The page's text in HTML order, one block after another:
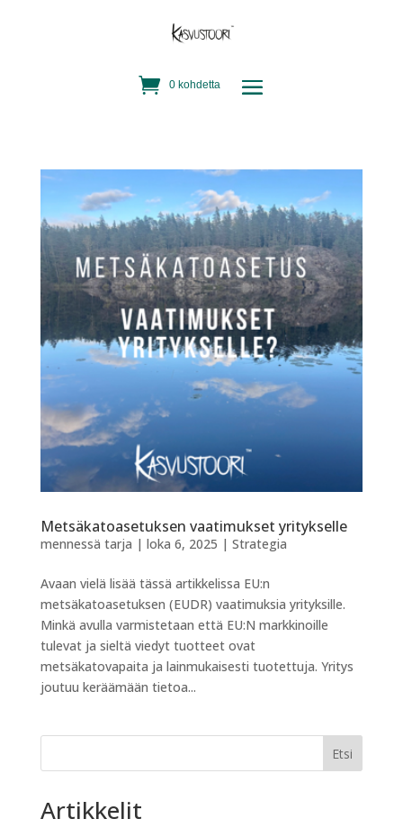
0 kohdetta
Metsäkatoasetuksen vaatimukset yritykselle
mennessä tarja | loka 6, 2025 | Strategia
Avaan vielä lisää tässä artikkelissa EU:n
metsäkatoasetuksen (EUDR) vaatimuksia yrityksille.
Minkä avulla varmistetaan että EU:N markkinoille
tulevat ja sieltä viedyt tuotteet ovat
metsäkatovapaita ja lainmukaisesti tuotettuja. Yritys
joutuu keräämään tietoa...
Etsi
Artikkelit